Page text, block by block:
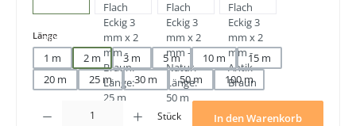
Längeauswählen
1 m 2 m 3 m 5 m 10 m
15 m
20 m
25 m 30 m 50 m 100 m
Produkt Anzahl: Gib den gewünschten Wert ein oder benutze die
Stück In den Warenkorb